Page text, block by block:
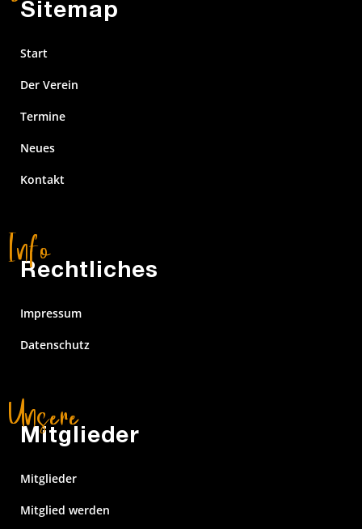
Sitemap
Start
Der Verein
Termine
Neues
Kontakt
Rechtliches
Impressum
Datenschutz
Mitglieder
Mitglieder
Mitglied werden